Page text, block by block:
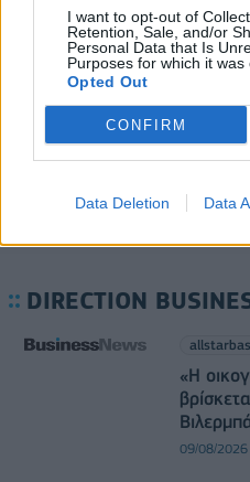
I want to opt-out of
Retention, Sale, and/or
Personal Data that Is
Purposes for which it was
Opted Out
CONFIRM
Data Deletion Data
08/08/2026 - 11:48 ΥΓΕΙΑ
5G παντού, 6G στον
Ελλάδα στη μεγάλη
08/08/2026 - 10:54
DIRECTION
«Η
09/08/